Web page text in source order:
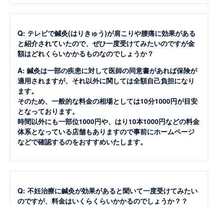
Q: テレビで鍼灸(はりきゅう)が肩こりや腰痛に効果がある
と紹介されていたので、ぜひ一度受けてみたいのですが金
額はどれくらいかかるものなのでしょうか？
A: 鍼灸は一部の疾患に対して医師の同意書があれば保険が
適用されますが、それ以外に関しては全額自己負担になり
ます。
そのため、一般的な料金の相場としては10分1000円が目安
となっております。
時間以外にも一部位1000円や、はり10本1000円などの料金
体系となっている店舗もありますので事前にホームページ
などで確認するのをおすすめいたします。
Q: 不妊治療に鍼灸が効果があると聞いて一度受けてみたい
のですが、料金はいくらくらいかかるのでしょうか？？